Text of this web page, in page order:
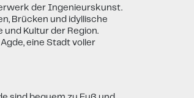
der Ingenieurskunst.
Brücken und idyllische
Kultur der Region.
eine Stadt voller